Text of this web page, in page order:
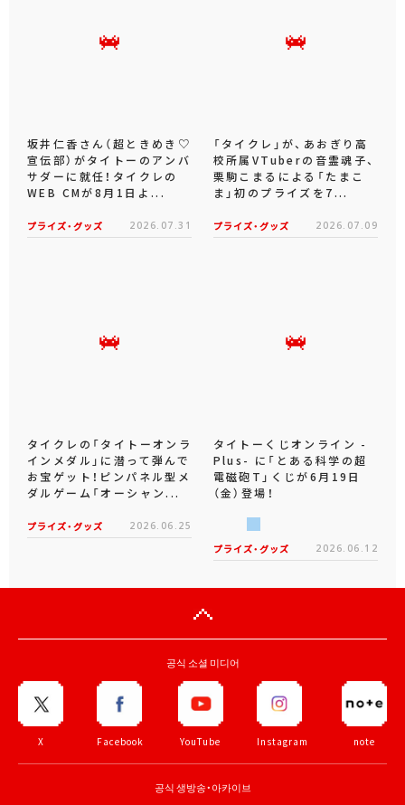
坂井仁香さん（超ときめき♡
宣伝部）がタイトーのアンバ
サダーに就任！タイクレの
WEB CMが8月1日よ...
プライズ・グッズ 2026.07.31
「タイクレ」が、あおぎり高
校所属VTuberの音霊魂子、
栗駒こまるによる「たまこ
ま」初のプライズを7...
プライズ・グッズ 2026.07.09
タイクレの「タイトーオンラ
インメダル」に潜って弾んで
お宝ゲット！ピンパネル型メ
ダルゲーム「オーシャン...
プライズ・グッズ 2026.06.25
タイトーくじオンライン -
Plus- に「とある科学の超
電磁砲T」くじが6月19日
（金）登場！
プライズ・グッズ 2026.06.12
공식 소셜 미디어
X Facebook YouTube Instagram note
공식 생방송・아카이브